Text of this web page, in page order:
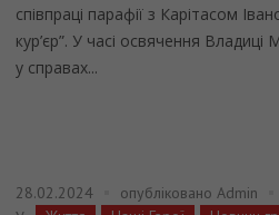
співпраці парафії з Карітасом
кур’єр”. У часі освячення
у справах...
28.02.2024 опубліковано Admin